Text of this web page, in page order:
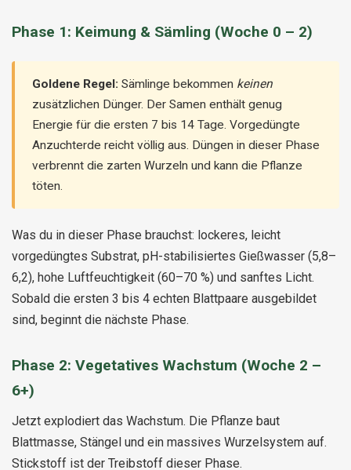
Phase 1: Keimung & Sämling (Woche 0 – 2)
Goldene Regel: Sämlinge bekommen keinen
zusätzlichen Dünger. Der Samen enthält genug
Energie für die ersten 7 bis 14 Tage. Vorgedüngte
Anzuchterde reicht völlig aus. Düngen in dieser Phase
verbrennt die zarten Wurzeln und kann die Pflanze
töten.
Was du in dieser Phase brauchst: lockeres, leicht
vorgedüngtes Substrat, pH-stabilisiertes Gießwasser (5,8–
6,2), hohe Luftfeuchtigkeit (60–70 %) und sanftes Licht.
Sobald die ersten 3 bis 4 echten Blattpaare ausgebildet
sind, beginnt die nächste Phase.
Phase 2: Vegetatives Wachstum (Woche 2 –
6+)
Jetzt explodiert das Wachstum. Die Pflanze baut
Blattmasse, Stängel und ein massives Wurzelsystem auf.
Stickstoff ist der Treibstoff dieser Phase.